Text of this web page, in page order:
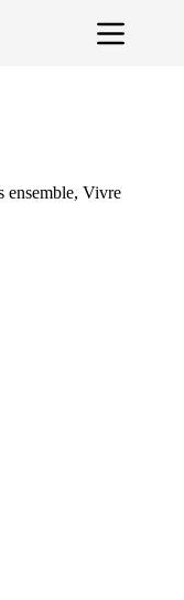
ensemble, Vivre